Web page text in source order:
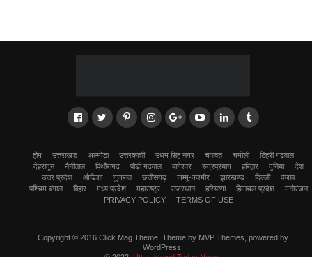
होम उत्तराखंड अल्मोड़ा उत्तरकाशी उधम सिंह नगर चंपावत चमोली
टिहरी गढ़वाल
देहरादून
नैनीताल पिथौरागढ़ पौड़ी गढ़वाल बागेश्वर रुद्रप्रयाग हरिद्वार दुनिया
देश
उत्तर प्रदेश
ओडिशा गुजरात छत्तीसगढ़ जम्मू-कश्मीर झारखण्ड दिल्ली
पंजाब
पश्चिम बंगाल
बिहार मध्य प्रदेश महाराष्ट्र राजस्थान हरियाणा हिमाचल प्रदेश
मनोरंजन
PRIVACY POLICY
TERMS OF USE
Copyright © 2016 Click Mag Theme. Theme by MVP Themes, powered by
WordPress.